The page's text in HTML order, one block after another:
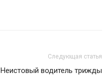
Следующая статья
Неистовый водитель трижды